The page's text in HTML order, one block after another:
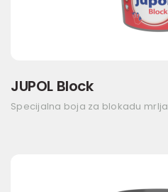
JUPOL Block
Specijalna boja za blokadu mrlja